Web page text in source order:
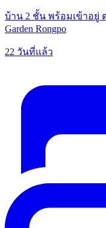
บ้าน 2 ชั้น พร้อมเข้าอยู่
Garden Rongpo
22 วันที่แล้ว